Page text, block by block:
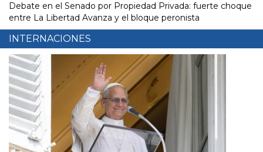
Debate en el Senado por Propiedad Privada: fuerte choque
entre La Libertad Avanza y el bloque peronista
INTERNACIONES